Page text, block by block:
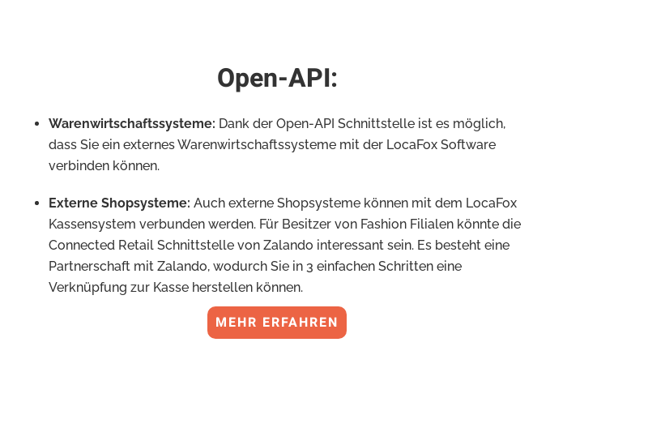
Open-API:
Warenwirtschaftssysteme: Dank der Open-API Schnittstelle ist es möglich,
dass Sie ein externes Warenwirtschaftssysteme mit der LocaFox Software
verbinden können.
Externe Shopsysteme: Auch externe Shopsysteme können mit dem LocaFox
Kassensystem verbunden werden. Für Besitzer von Fashion Filialen könnte die
Connected Retail Schnittstelle von Zalando interessant sein. Es besteht eine
Partnerschaft mit Zalando, wodurch Sie in 3 einfachen Schritten eine
Verknüpfung zur Kasse herstellen können.
MEHR ERFAHREN